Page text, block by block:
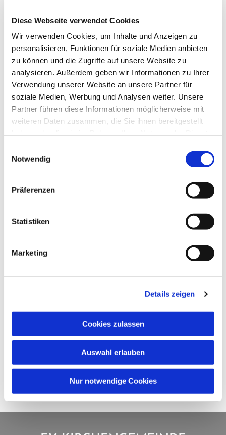
Diese Webseite verwendet Cookies
Wir verwenden Cookies, um Inhalte und Anzeigen zu
personalisieren, Funktionen für soziale Medien anbieten
zu können und die Zugriffe auf unsere Website zu
analysieren. Außerdem geben wir Informationen zu Ihrer
Verwendung unserer Website an unsere Partner für
soziale Medien, Werbung und Analysen weiter. Unsere
Partner führen diese Informationen möglicherweise mit
weiteren Daten zusammen, die Sie ihnen bereitgestellt
Notwendig
Präferenzen
Statistiken
Marketing
Details zeigen
Cookies zulassen
Auswahl erlauben
Nur notwendige Cookies
Dies könnte Sie auch
interessieren